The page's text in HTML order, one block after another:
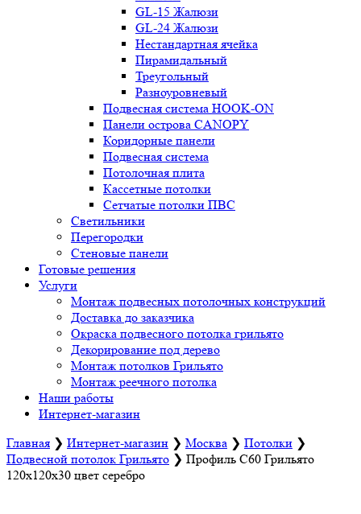
GL-15 Жалюзи
GL-24 Жалюзи
Нестандартная ячейка
Пирамидальный
Треугольный
Разноуровневый
Подвесная система HOOK-ON
Панели острова CANOPY
Коридорные панели
Подвесная система
Потолочная плита
Кассетные потолки
Сетчатые потолки ПВС
Светильники
Перегородки
Стеновые панели
Готовые решения
Услуги
Монтаж подвесных потолочных конструкций
Доставка до заказчика
Окраска подвесного потолка грильято
Декорирование под дерево
Монтаж потолков Грильято
Монтаж реечного потолка
Наши работы
Интернет-магазин
Главная ❯ Интернет-магазин ❯ Москва ❯ Потолки ❯
Подвесной потолок Грильято ❯ Профиль С60 Грильято
120х120х30 цвет серебро